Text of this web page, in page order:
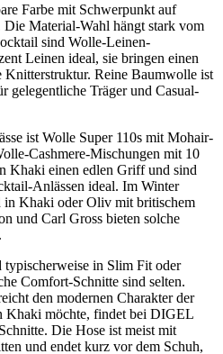
Farbe mit Schwerpunkt auf
Material-Wahl hängt stark vom
sind Wolle-Leinen-
Leinen ideal, sie bringen einen
Knitterstruktur. Reine Baumwolle ist
gelegentliche Träger und Casual-
ist Wolle Super 110s mit Mohair-
Cashmere-Mischungen mit 10
Khaki einen edlen Griff und sind
Anlässen ideal. Im Winter
Khaki oder Oliv mit britischem
und Carl Gross bieten solche
in Slim Fit oder
Comfort-Schnitte sind selten.
den modernen Charakter der
Khaki möchte, findet bei DIGEL
Die Hose ist meist mit
und endet kurz vor dem Schuh,